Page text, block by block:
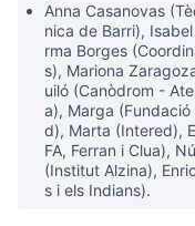
Anna Casanovas
nica de Barri),
rma Borges
s), Mariona
uiló (Canòdrom -
a), Marga (Fundació
d), Marta (Intered),
FA, Ferran i Clua),
(Institut Alzina),
s i els Indians).